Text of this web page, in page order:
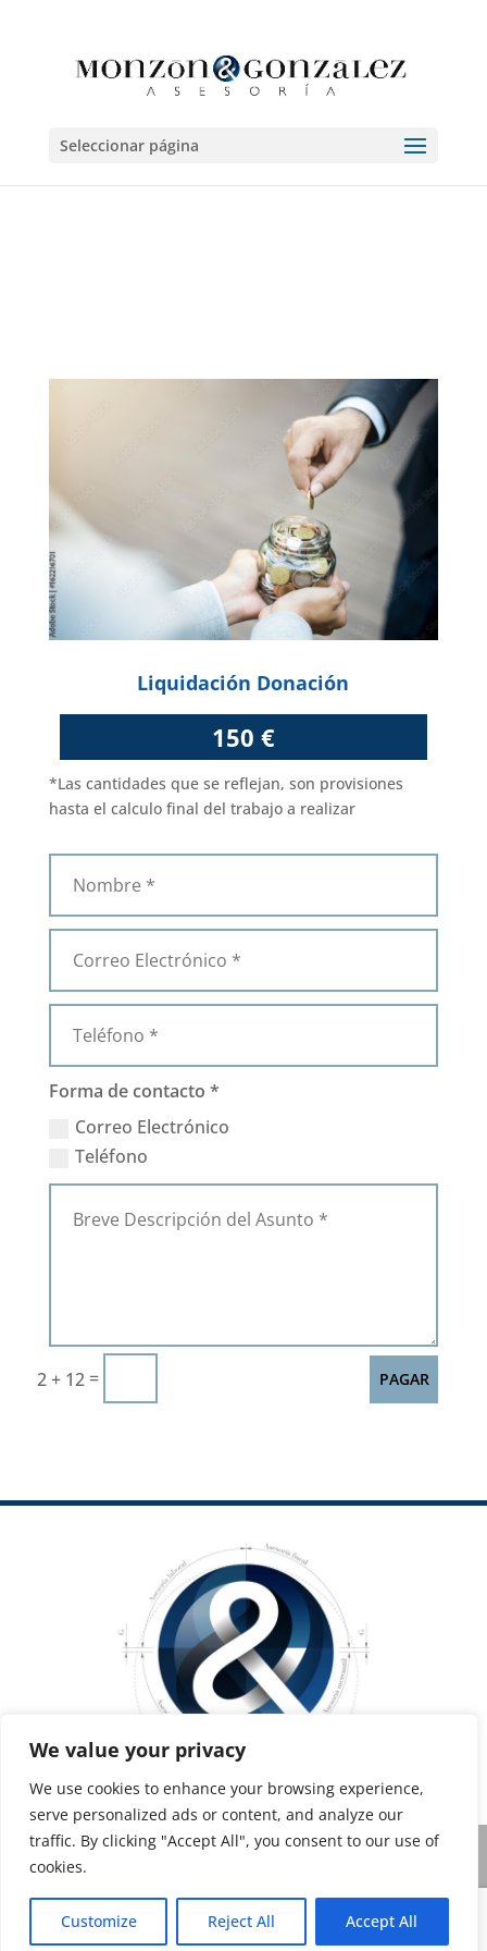
We value your privacy
We use cookies to enhance your browsing experience,
serve personalized ads or content, and analyze our
traffic. By clicking "Accept All", you consent to our use of
cookies.
Customize Reject All Accept All
Seleccionar página
Liquidación Donación
150 €
*Las cantidades que se reflejan, son provisiones
hasta el calculo final del trabajo a realizar
Forma de contacto *
Correo Electrónico
Teléfono
2 + 12= PAGAR
©2022 MONZÓN & GONZÁLEZ